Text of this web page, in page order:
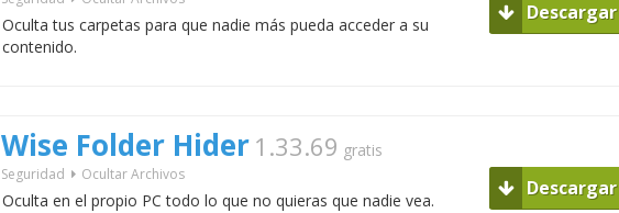
Oculta tus carpetas para que nadie más pueda acceder a su
contenido.
Descargar
Wise Folder Hider 1.33.69 gratis
Seguridad Ocultar Archivos
Oculta en el propio PC todo lo que no quieras que nadie vea.
Descargar